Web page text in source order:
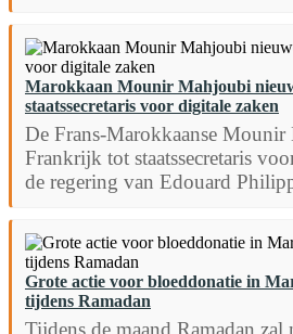
Marokkaan Mounir Mahjoubi
staatssecretaris voor digitale zaken
De Frans-Marokkaanse
Frankrijk tot staatssecretaris
de regering van Edouard
Grote actie voor bloeddonatie in
tijdens Ramadan